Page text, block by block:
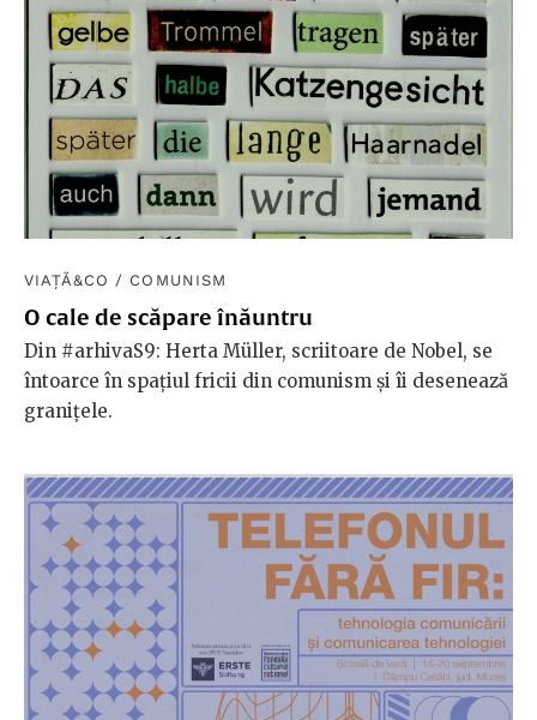
VIAȚĂ&CO / COMUNISM
O cale de scăpare înăuntru
Din #arhivaS9: Herta Müller, scriitoare de Nobel, se
întoarce în spațiul fricii din comunism și îi desenează
granițele.